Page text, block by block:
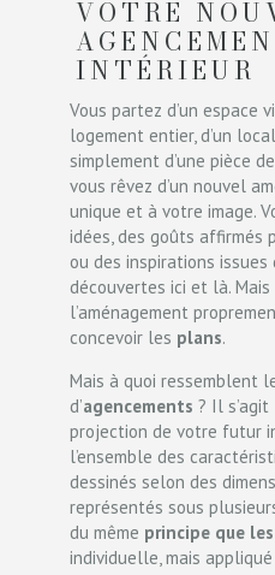
VOTRE
INTÉRIEUR
Vous partez d’un espace
logement entier, d’un
simplement d’une pièce
vous rêvez d’un nouvel
unique et à votre image.
idées, des goûts affirmés
ou des inspirations
découvertes ici et là.
l’aménagement
concevoir les plans.
Mais à quoi ressemblent
d’agencements ? Il
projection de votre futur
l’ensemble des
dessinés selon des
représentés sous
du même principe que
individuelle, mais